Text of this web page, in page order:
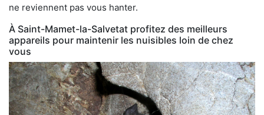
ne reviennent pas vous hanter.
À Saint-Mamet-la-Salvetat profitez des meilleurs
appareils pour maintenir les nuisibles loin de chez
vous